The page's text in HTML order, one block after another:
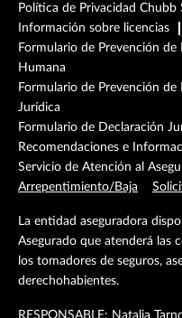
Política de Privacidad Chubb
Información sobre licencias
Formulario de Prevención
Humana
Formulario de Prevención
Jurídica
Formulario de Declaración
Recomendaciones e
Servicio de Atención al
Arrepentimiento/Baja
La entidad aseguradora
Asegurado que atenderá las
los tomadores de seguros,
derechohabientes.
RESPONSABLE: Natalia